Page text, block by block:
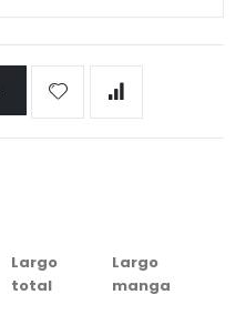
Largo
total
Largo
manga